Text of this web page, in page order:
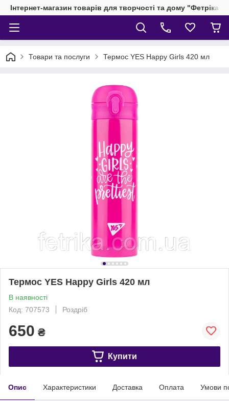
Інтернет-магазин товарів для творчості та дому "Фетріка"
Товари та послуги Термос YES Happy Girls 420 мл
Термос YES Happy Girls 420 мл
В наявності
Код: 707573
Роздріб
650 ₴
Купити
Опис Характеристики Доставка Оплата Умови